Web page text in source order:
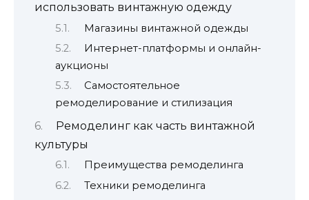
использовать винтажную одежду
Магазины винтажной одежды
Интернет-платформы и онлайн-
аукционы
Самостоятельное
ремоделирование и стилизация
Ремоделинг как часть винтажной
культуры
Преимущества ремоделинга
Техники ремоделинга